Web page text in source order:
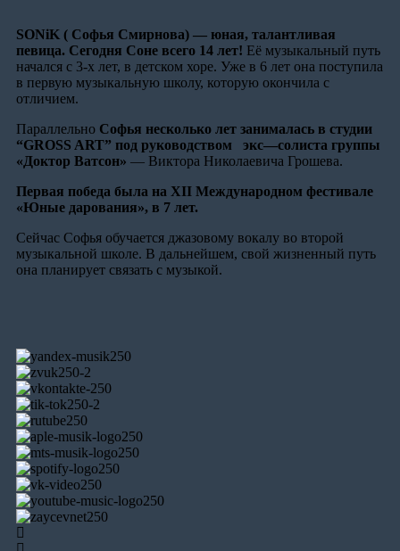
SONiK ( Софья Смирнова) — юная, талантливая
певица. Сегодня Соне всего 14 лет! Её музыкальный путь
начался с 3-х лет, в детском хоре. Уже в 6 лет она поступила
в первую музыкальную школу, которую окончила с
отличием.
Параллельно Софья несколько лет занималась в студии
“GROSS ART” под руководством
экс—солиста группы
«Доктор Ватсон» — Виктора Николаевича Грошева.
Первая победа была на XII Международном фестивале
«Юные дарования», в 7 лет.
Сейчас Софья обучается джазовому вокалу во второй
музыкальной школе. В дальнейшем, свой жизненный путь
она планирует связать с музыкой.